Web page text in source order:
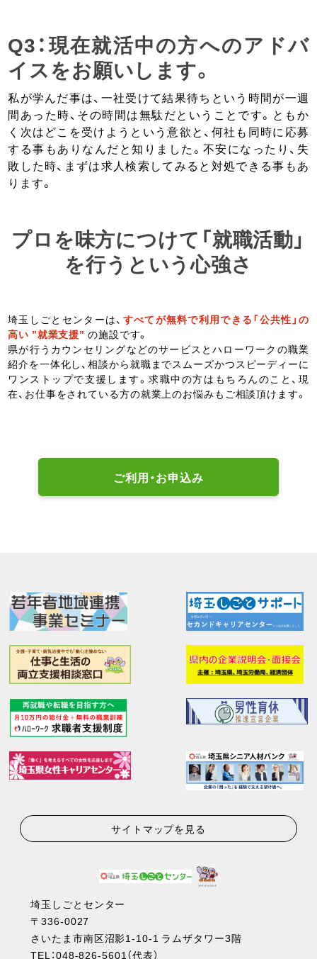
Q3：現在就活中の方へのアドバ
イスをお願いします。
私が学んだ事は、一社受けて結果待ちという時間が一週
間あった時、その時間は無駄だということです。ともか
く次はどこを受けようという意欲と、何社も同時に応募
する事もありなんだと知りました。不安になったり、失
敗した時、まずは求人検索してみると対処できる事もあ
ります。
プロを味方につけて「就職活動」
を行うという心強さ
埼玉しごとセンターは、 すべてが無料で利用できる「公共性」の
高い ”就業支援” の施設です。
県が行うカウンセリングなどのサービスとハローワークの職業
紹介を一体化し、相談から就職までスムーズかつスピーディーに
ワンストップで支援します。求職中の方はもちろんのこと、現
在、お仕事をされている方の就業上のお悩みもご相談頂けます。
ご利用・お申込み
サイトマップを見る
埼玉しごとセンター
〒336-0027
さいたま市南区沼影1-10-1 ラムザタワー3階
TEL：048-826-5601（代表）